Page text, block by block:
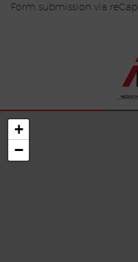
Form submission via
+
−